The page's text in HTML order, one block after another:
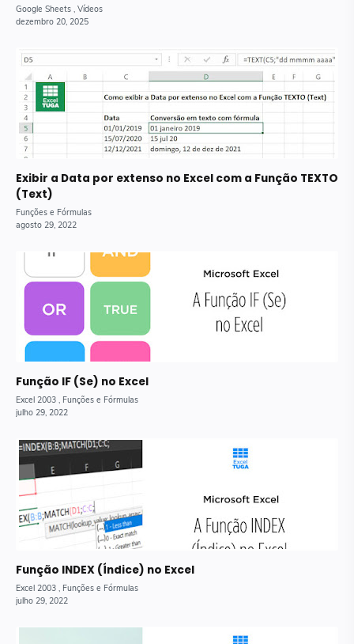
Exibir a Data por extenso no Excel com a Função TEXTO
(Text)
Função IF (Se) no Excel
Função INDEX (Índice) no Excel